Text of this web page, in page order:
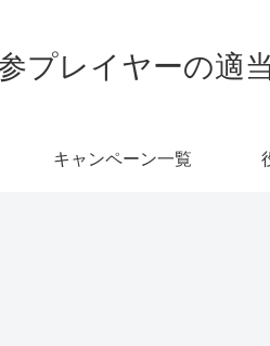
プレイヤーの適
キャンペーン一覧